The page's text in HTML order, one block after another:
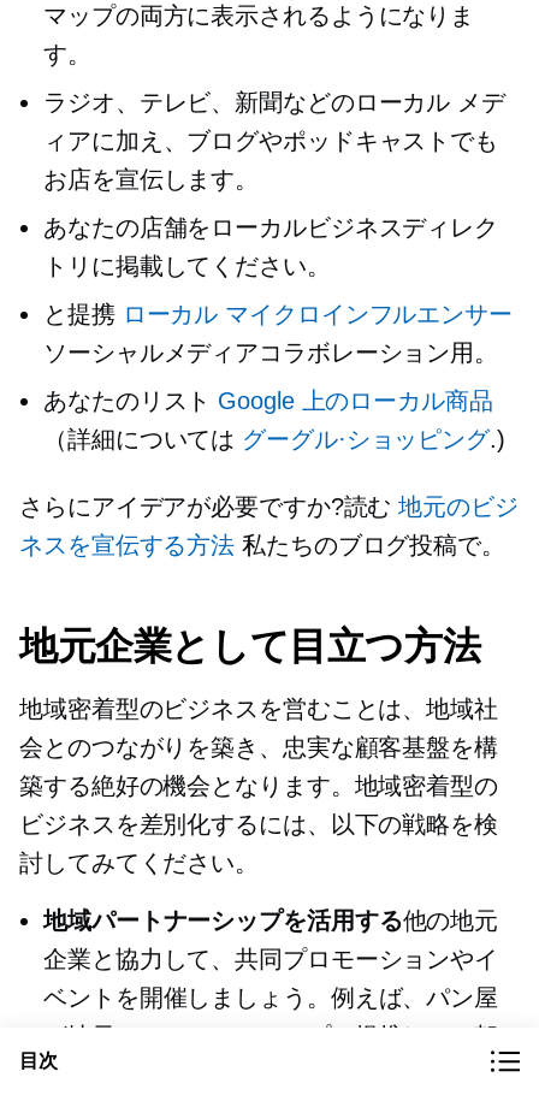
マップの両方に表示されるようになりま
す。
ラジオ、テレビ、新聞などのローカル メデ
ィアに加え、ブログやポッドキャストでも
お店を宣伝します。
あなたの店舗をローカルビジネスディレク
トリに掲載してください。
と提携 ローカル マイクロインフルエンサー
ソーシャルメディアコラボレーション用。
あなたのリスト Google 上のローカル商品
（詳細については グーグル·ショッピング.)
さらにアイデアが必要ですか?読む地元のビジ
ネスを宣伝する方法 私たちのブログ投稿で。
地元企業として目立つ方法
地域密着型のビジネスを営むことは、地域社
会とのつながりを築き、忠実な顧客基盤を構
築する絶好の機会となります。地域密着型の
ビジネスを差別化するには、以下の戦略を検
討してみてください。
地域パートナーシップを活用する他の地元
企業と協力して、共同プロモーションやイ
ベントを開催しましょう。例えば、パン屋
が地元のコーヒーショップと提携して、朝
食セットを提供するといった方法がありま
目次